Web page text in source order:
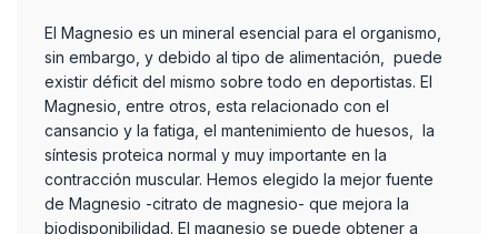
El Magnesio es un mineral esencial para el organismo,
sin embargo, y debido al tipo de alimentación, puede
existir déficit del mismo sobre todo en deportistas. El
Magnesio, entre otros, esta relacionado con el
cansancio y la fatiga, el mantenimiento de huesos, la
síntesis proteica normal y muy importante en la
contracción muscular. Hemos elegido la mejor fuente
de Magnesio -citrato de magnesio- que mejora la
biodisponibilidad. El magnesio se puede obtener a